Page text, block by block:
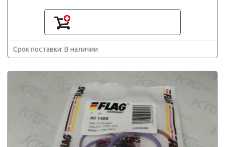
Срок поставки: В наличии